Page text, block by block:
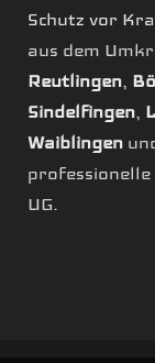
Schutz vor
aus dem
Reutlingen,
Sindelfingen,
Waiblingen
UG.